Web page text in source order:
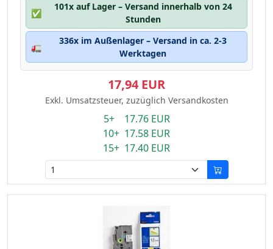
✅
101x auf Lager – Versand innerhalb von 24
Stunden
🚛
336x im Außenlager – Versand in ca. 2-3
Werktagen
17,94 EUR
Exkl. Umsatzsteuer, zuzüglich Versandkosten
5+ 17.76 EUR
10+ 17.58 EUR
15+ 17.40 EUR